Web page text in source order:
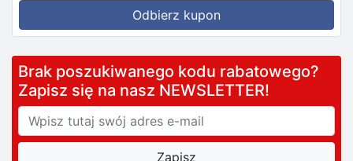
Odbierz kupon
Brak poszukiwanego kodu rabatowego?
Zapisz się na nasz NEWSLETTER!